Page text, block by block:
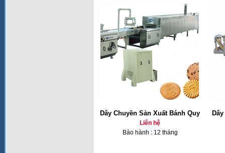
Dây Chuyền Sản Xuất Bánh Quy
Liên hệ
Bảo hành : 12 tháng